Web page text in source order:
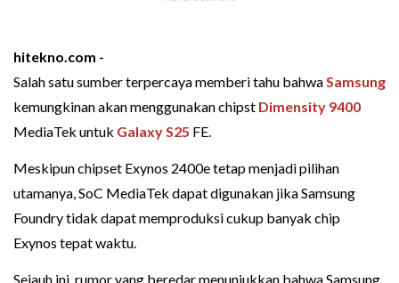
hitekno.com -
Salah satu sumber terpercaya memberi tahu bahwaSamsung
kemungkinan akan menggunakan chipst Dimensity 9400
MediaTek untuk Galaxy S25 FE.
Meskipun chipset Exynos 2400e tetap menjadi pilihan
utamanya, SoC MediaTek dapat digunakan jika Samsung
Foundry tidak dapat memproduksi cukup banyak chip
Exynos tepat waktu.
Sejauh ini, rumor yang beredar menunjukkan bahwa Samsung